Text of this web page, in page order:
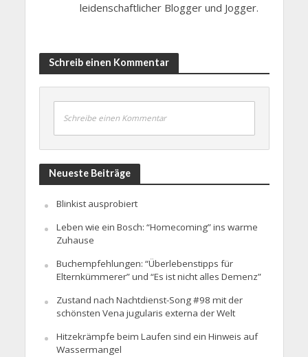
leidenschaftlicher Blogger und Jogger.
Schreib einen Kommentar
Schreibe einen Kommentar
Neueste Beiträge
Blinkist ausprobiert
Leben wie ein Bosch: “Homecoming” ins warme
Zuhause
Buchempfehlungen: “Überlebenstipps für
Elternkümmerer” und “Es ist nicht alles Demenz”
Zustand nach Nachtdienst-Song #98 mit der
schönsten Vena jugularis externa der Welt
Hitzekrämpfe beim Laufen sind ein Hinweis auf
Wassermangel